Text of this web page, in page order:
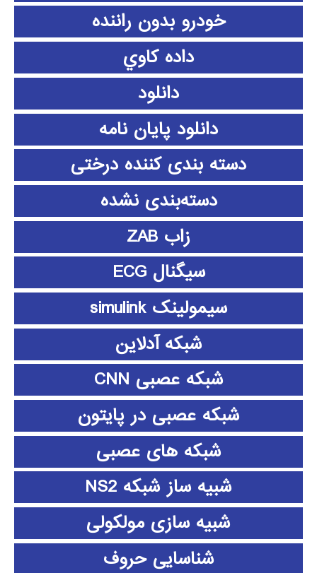
خودرو بدون راننده
داده كاوي
دانلود
دانلود پايان نامه
دسته بندی کننده درختی
دسته‌بندی نشده
زاب ZAB
سیگنال ECG
سیمولینک simulink
شبکه آدلاین
شبکه عصبی CNN
شبکه عصبی در پایتون
شبکه های عصبی
شبیه ساز شبکه NS2
شبیه سازی مولکولی
شناسایی حروف